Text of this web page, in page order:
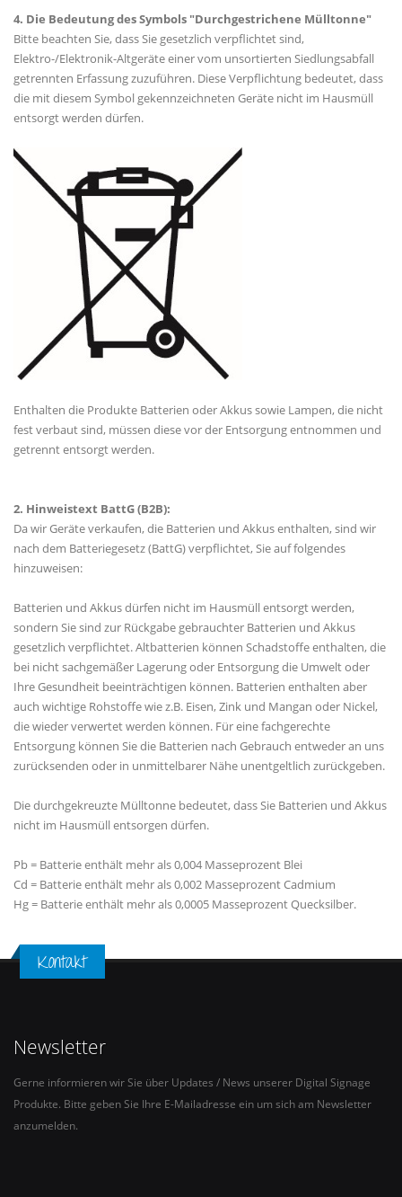
4. Die Bedeutung des Symbols "Durchgestrichene Mülltonne"
Bitte beachten Sie, dass Sie gesetzlich verpflichtet sind,
Elektro-/Elektronik-Altgeräte einer vom unsortierten Siedlungsabfall
getrennten Erfassung zuzuführen. Diese Verpflichtung bedeutet, dass
die mit diesem Symbol gekennzeichneten Geräte nicht im Hausmüll
entsorgt werden dürfen.
Enthalten die Produkte Batterien oder Akkus sowie Lampen, die nicht
fest verbaut sind, müssen diese vor der Entsorgung entnommen und
getrennt entsorgt werden.
2. Hinweistext BattG (B2B):
Da wir Geräte verkaufen, die Batterien und Akkus enthalten, sind wir
nach dem Batteriegesetz (BattG) verpflichtet, Sie auf folgendes
hinzuweisen:
Batterien und Akkus dürfen nicht im Hausmüll entsorgt werden,
sondern Sie sind zur Rückgabe gebrauchter Batterien und Akkus
gesetzlich verpflichtet. Altbatterien können Schadstoffe enthalten, die
bei nicht sachgemäßer Lagerung oder Entsorgung die Umwelt oder
Ihre Gesundheit beeinträchtigen können. Batterien enthalten aber
auch wichtige Rohstoffe wie z.B. Eisen, Zink und Mangan oder Nickel,
die wieder verwertet werden können. Für eine fachgerechte
Entsorgung können Sie die Batterien nach Gebrauch entweder an uns
zurücksenden oder in unmittelbarer Nähe unentgeltlich zurückgeben.
Die durchgekreuzte Mülltonne bedeutet, dass Sie Batterien und Akkus
nicht im Hausmüll entsorgen dürfen.
Pb = Batterie enthält mehr als 0,004 Masseprozent Blei
Cd = Batterie enthält mehr als 0,002 Masseprozent Cadmium
Hg = Batterie enthält mehr als 0,0005 Masseprozent Quecksilber.
Kontakt
Newsletter
Gerne informieren wir Sie über Updates / News unserer Digital Signage
Produkte. Bitte geben Sie Ihre E-Mailadresse ein um sich am Newsletter
anzumelden.